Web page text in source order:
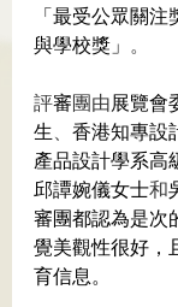
「最受公眾關
與學校獎」 。
評審團由展覽會
生
香港知專設
產品設計學系高
邱譚婉儀女士和
審團都認為是次
覺美觀性很好，
育信息。